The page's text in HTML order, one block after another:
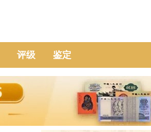
评级 鉴定